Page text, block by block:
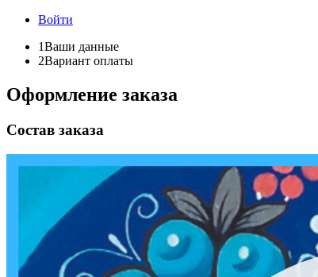
Войти
1Ваши данные
2Вариант оплаты
Оформление заказа
Состав заказа